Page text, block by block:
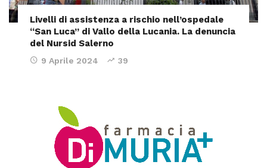
Livelli di assistenza a rischio nell’ospedale
“San Luca” di Vallo della Lucania. La denuncia
del Nursid Salerno
9 Aprile 2024 39